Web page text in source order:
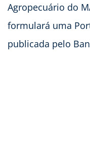
Agropecuário do
formulará uma
publicada pelo